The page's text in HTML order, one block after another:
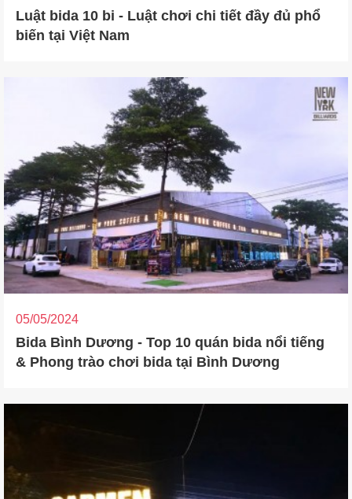
Luật bida 10 bi - Luật chơi chi tiết đầy đủ phổ
biến tại Việt Nam
05/05/2024
Bida Bình Dương - Top 10 quán bida nổi tiếng
& Phong trào chơi bida tại Bình Dương